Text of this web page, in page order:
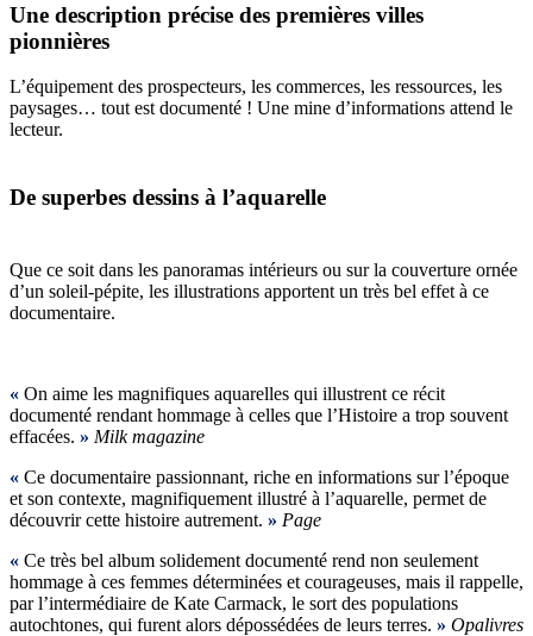
Une description précise des premières villes
pionnières
L’équipement des prospecteurs, les commerces, les ressources, les
paysages… tout est documenté ! Une mine d’informations attend le
lecteur.
De superbes dessins à l’aquarelle
Que ce soit dans les panoramas intérieurs ou sur la couverture ornée
d’un soleil-pépite, les illustrations apportent un très bel effet à ce
documentaire.
« On aime les magnifiques aquarelles qui illustrent ce récit
documenté rendant hommage à celles que l’Histoire a trop souvent
effacées. » Milk magazine
« Ce documentaire passionnant, riche en informations sur l’époque
et son contexte, magnifiquement illustré à l’aquarelle, permet de
découvrir cette histoire autrement. » Page
« Ce très bel album solidement documenté rend non seulement
hommage à ces femmes déterminées et courageuses, mais il rappelle,
par l’intermédiaire de Kate Carmack, le sort des populations
autochtones, qui furent alors dépossédées de leurs terres. » Opalivres